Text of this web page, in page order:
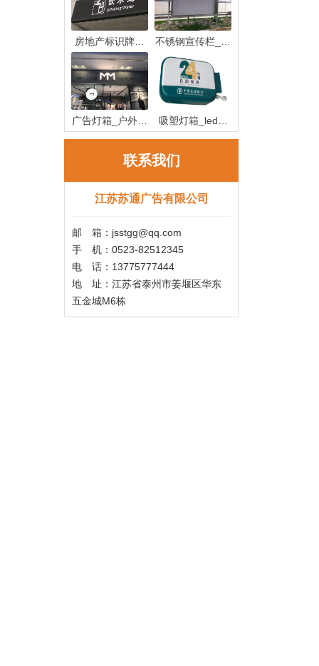
房地产标识牌制
作_房地产
不锈钢宣传栏_不
锈钢宣传
广告灯箱_户外广
告灯箱
吸塑灯箱_led吸
塑灯箱制作
联系我们
江苏苏通广告有限公司
邮 箱：jsstgg@qq.com
手 机：0523-82512345
电 话：13775777444
地 址：江苏省泰州市姜堰区华东
五金城M6栋